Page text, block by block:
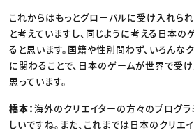
これからはもっとグローバルに受け入れら
と考えていますし、同じように考える日本
ると思います。国籍や性別問わず、いろんな
に関わることで、日本のゲームが世界で受
思っています。
橋本：海外のクリエイターの方々のプログ
しいですね。また、これまでは日本のクリエ